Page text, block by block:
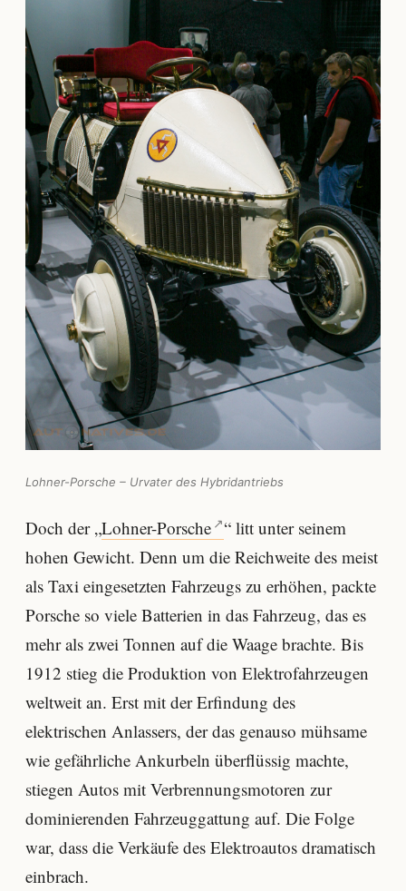
Lohner-Porsche – Urvater des Hybridantriebs
Doch der „Lohner-Porsche “ litt unter seinem
hohen Gewicht. Denn um die Reichweite des meist
als Taxi eingesetzten Fahrzeugs zu erhöhen, packte
Porsche so viele Batterien in das Fahrzeug, das es
mehr als zwei Tonnen auf die Waage brachte. Bis
1912 stieg die Produktion von Elektrofahrzeugen
weltweit an. Erst mit der Erfindung des
elektrischen Anlassers, der das genauso mühsame
wie gefährliche Ankurbeln überflüssig machte,
stiegen Autos mit Verbrennungsmotoren zur
dominierenden Fahrzeuggattung auf. Die Folge
war, dass die Verkäufe des Elektroautos dramatisch
einbrach.